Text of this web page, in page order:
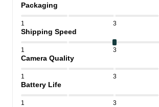
Packaging
1 3
Shipping Speed
1 3
Camera Quality
1 3
Battery Life
1 3